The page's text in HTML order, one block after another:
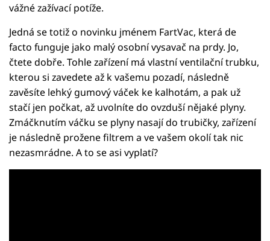
vážné zažívací potíže.
Jedná se totiž o novinku jménem FartVac, která de
facto funguje jako malý osobní vysavač na prdy. Jo,
čtete dobře. Tohle zařízení má vlastní ventilační trubku,
kterou si zavedete až k vašemu pozadí, následně
zavěsíte lehký gumový váček ke kalhotám, a pak už
stačí jen počkat, až uvolníte do ovzduší nějaké plyny.
Zmáčknutím váčku se plyny nasají do trubičky, zařízení
je následně prožene filtrem a ve vašem okolí tak nic
nezasmrádne. A to se asi vyplatí?